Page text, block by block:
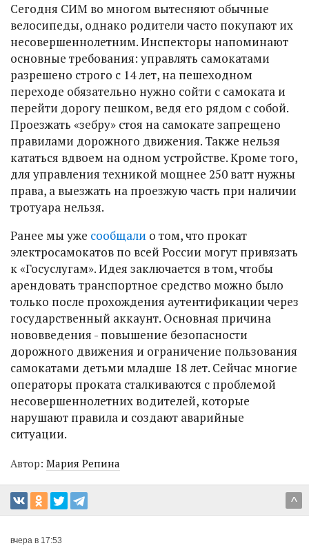
Сегодня СИМ во многом вытесняют обычные
велосипеды, однако родители часто покупают их
несовершеннолетним. Инспекторы напоминают
основные требования: управлять самокатами
разрешено строго с 14 лет, на пешеходном
переходе обязательно нужно сойти с самоката и
перейти дорогу пешком, ведя его рядом с собой.
Проезжать «зебру» стоя на самокате запрещено
правилами дорожного движения. Также нельзя
кататься вдвоем на одном устройстве. Кроме того,
для управления техникой мощнее 250 ватт нужны
права, а выезжать на проезжую часть при наличии
тротуара нельзя.
Ранее мы уже сообщали о том, что прокат
электросамокатов по всей России могут привязать
к «Госуслугам». Идея заключается в том, чтобы
арендовать транспортное средство можно было
только после прохождения аутентификации через
государственный аккаунт. Основная причина
нововведения - повышение безопасности
дорожного движения и ограничение пользования
самокатами детьми младше 18 лет. Сейчас многие
операторы проката сталкиваются с проблемой
несовершеннолетних водителей, которые
нарушают правила и создают аварийные
ситуации.
Автор: Мария Репина
^
вчера в 17:53